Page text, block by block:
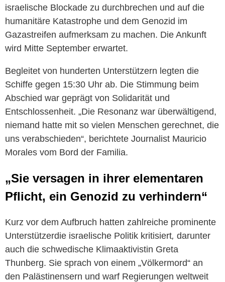
israelische Blockade zu durchbrechen und auf die
humanitäre Katastrophe und dem Genozid im
Gazastreifen aufmerksam zu machen. Die Ankunft
wird Mitte September erwartet.
Begleitet von hunderten Unterstützern legten die
Schiffe gegen 15:30 Uhr ab. Die Stimmung beim
Abschied war geprägt von Solidarität und
Entschlossenheit. „Die Resonanz war überwältigend,
niemand hatte mit so vielen Menschen gerechnet, die
uns verabschieden“, berichtete Journalist Mauricio
Morales vom Bord der Familia.
„Sie versagen in ihrer elementaren
Pflicht, ein Genozid zu verhindern“
Kurz vor dem Aufbruch hatten zahlreiche prominente
Unterstützerdie israelische Politik kritisiert, darunter
auch die schwedische Klimaaktivistin Greta
Thunberg. Sie sprach von einem „Völkermord“ an
den Palästinensern und warf Regierungen weltweit